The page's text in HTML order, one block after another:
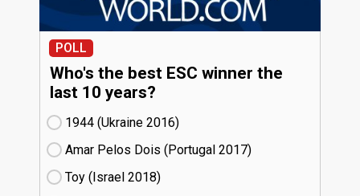
POLL
Who's the best ESC winner the
last 10 years?
1944 (Ukraine
16)
Amar Pelos Dois (Portugal
17)
Toy (Israel
18)